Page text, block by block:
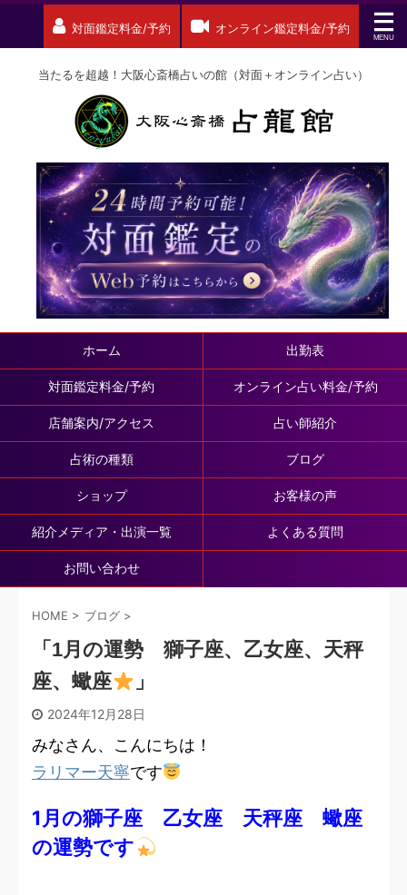
対面鑑定料金/予約 オンライン鑑定料金/予約
当たるを超越！大阪心斎橋占いの館（対面＋オンライン占い）
ホーム 出勤表
対面鑑定料金/予約 オンライン占い料金/予約
店舗案内/アクセス 占い師紹介
占術の種類 ブログ
ショップ お客様の声
紹介メディア・出演一覧 よくある質問
お問い合わせ
HOME > ブログ >
「1月の運勢 獅子座、乙女座、天秤
座、蠍座
」
2024年12月28日
みなさん、こんにちは！
ラリマー天寧です
1月の獅子座 乙女座 天秤座 蠍座
の運勢です